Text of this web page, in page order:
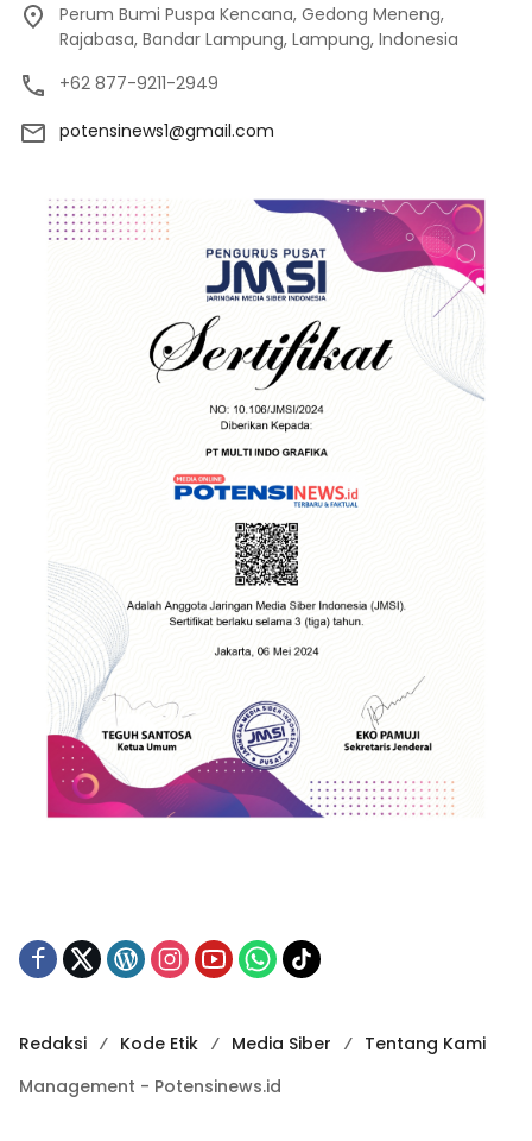
Perum Bumi Puspa Kencana, Gedong Meneng,
Rajabasa, Bandar Lampung, Lampung, Indonesia
+62 877-9211-2949
potensinews1@gmail.com
Redaksi Kode Etik Media Siber
Tentang Kami
Management - Potensinews.id